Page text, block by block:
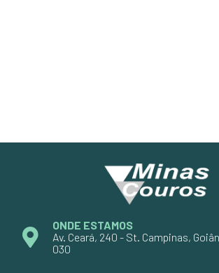
ONDE ESTAMOS
Av. Ceará, 240 - St. Campinas,
030